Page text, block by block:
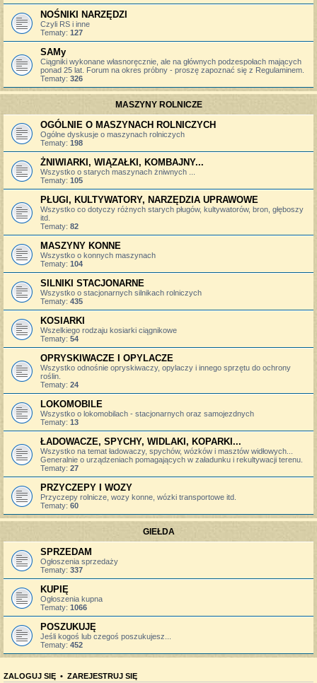
NOŚNIKI NARZĘDZI
Czyli RS i inne
Tematy: 127
SAMy
Ciągniki wykonane własnoręcznie, ale na głównych podzespołach mających
ponad 25 lat. Forum na okres próbny - proszę zapoznać się z Regulaminem.
Tematy: 326
MASZYNY ROLNICZE
OGÓLNIE O MASZYNACH ROLNICZYCH
Ogólne dyskusje o maszynach rolniczych
Tematy: 198
ŻNIWIARKI, WIĄZAŁKI, KOMBAJNY...
Wszystko o starych maszynach żniwnych ...
Tematy: 105
PŁUGI, KULTYWATORY, NARZĘDZIA UPRAWOWE
Wszystko co dotyczy różnych starych pługów, kultywatorów, bron, głęboszy
itd.
Tematy: 82
MASZYNY KONNE
Wszystko o konnych maszynach
Tematy: 104
SILNIKI STACJONARNE
Wszystko o stacjonarnych silnikach rolniczych
Tematy: 435
KOSIARKI
Wszelkiego rodzaju kosiarki ciągnikowe
Tematy: 54
OPRYSKIWACZE I OPYLACZE
Wszystko odnośnie opryskiwaczy, opylaczy i innego sprzętu do ochrony
roślin.
Tematy: 24
LOKOMOBILE
Wszystko o lokomobilach - stacjonarnych oraz samojezdnych
Tematy: 13
ŁADOWACZE, SPYCHY, WIDLAKI, KOPARKI...
Wszystko na temat ładowaczy, spychów, wózków i masztów widłowych...
Generalnie o urządzeniach pomagających w załadunku i rekultywacji terenu.
Tematy: 27
PRZYCZEPY I WOZY
Przyczepy rolnicze, wozy konne, wózki transportowe itd.
Tematy: 60
GIEŁDA
SPRZEDAM
Ogłoszenia sprzedaży
Tematy: 337
KUPIĘ
Ogłoszenia kupna
Tematy: 1066
POSZUKUJĘ
Jeśli kogoś lub czegoś poszukujesz...
Tematy: 452
ZALOGUJ SIĘ • ZAREJESTRUJ SIĘ